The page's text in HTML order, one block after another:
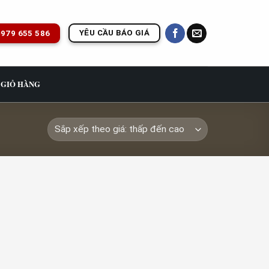
655 586 YÊU CẦU BÁO GIÁ
GIỎ HÀNG